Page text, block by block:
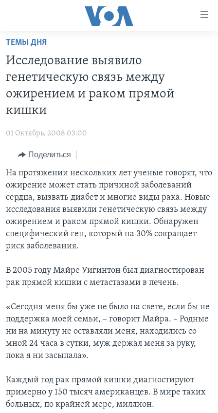
Перейти
основной
контент
основной
Перейти
поиск
ПРОГРАММЫ
ПОЧЕМУ ЭТО ВАЖНО?
ДИСКУССИЯ VOA
ДЕТАЛИ
НЬЮ-ЙОРК NEW YORK
АМЕРИКА. БОЛЬШОЕ ПУТЕШЕСТВИЕ
А КАК В АМЕРИКЕ?
АРТЕФАКТЫ
АМЕРИКАНСКИЕ ГОРОДКИ
ТЕСТЫ
ФАКТЫ ПРОТИВ ФЕЙКОВ
ЗА СВОБОДУ ПРЕССЫ
УЧИМ АНГЛИЙСКИЙ
ВИДЕО
ПОДПИСКА НА НОВОСТИ
Learning English
Языки
ТЕМЫ ДНЯ
Исследование выявило
генетическую связь между
ожирением и раком прямой
кишки
01 Октябрь, 2008 03:00
Поделиться
На протяжении нескольких лет ученые говорят, что
ожирение может стать причиной заболеваний
сердца, вызвать диабет и многие виды рака. Новые
исследования выявили генетическую связь между
ожирением и раком прямой кишки. Обнаружен
специфический ген, который на 30% сокращает
риск заболевания.
В 2005 году Майре Уигинтон был диагностирован
рак прямой кишки с метастазами в печень.
«Сегодня меня бы уже не было на свете, если бы не
поддержка моей семьи, – говорит Майра. – Родные
ни на минуту не оставляли меня, находились со
мной 24 часа в сутки, муж держал меня за руку,
пока я ни засыпала».
Каждый год рак прямой кишки диагностируют
примерно у 150 тысяч американцев. В мире таких
больных, по крайней мере, миллион.